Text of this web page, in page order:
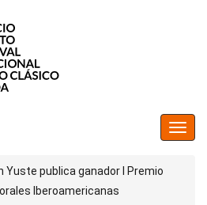
Yuste publica ganador I Premio
Iberoamericanas